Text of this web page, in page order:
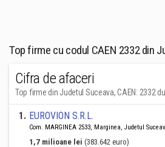
Top firme cu codul CAEN 2332 din
Cifra de afaceri
Top firme din Judetul Suceava, CAEN: 2332
1. EUROVION S.R.L.
Com. MARGINEA 2533, Marginea, Judetul
1,7 milioane lei (383.642 euro)